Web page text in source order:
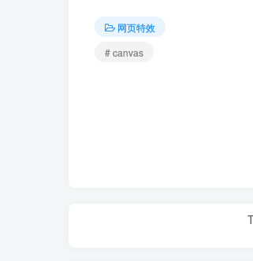
网页特效
# canvas